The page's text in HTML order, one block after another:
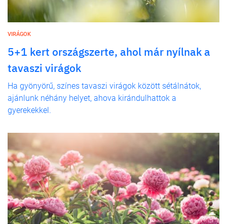
VIRÁGOK
5+1 kert országszerte, ahol már nyílnak a
tavaszi virágok
Ha gyönyörű, színes tavaszi virágok között sétálnátok,
ajánlunk néhány helyet, ahova kirándulhattok a
gyerekekkel.